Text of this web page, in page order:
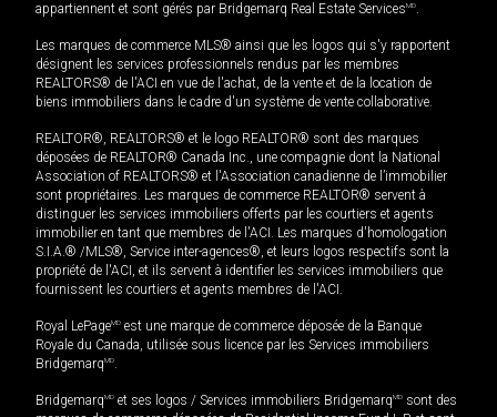
appartiennent et sont gérés par Bridgemarq Real Estate ServicesMD.
Les marques de commerce MLS® ainsi que les logos qui s'y rapportent
désignent les services professionnels rendus par les membres
REALTORS® de l'ACI en vue de l'achat, de la vente et de la location de
biens immobiliers dans le cadre d'un système de vente collaborative.
REALTOR®, REALTORS® et le logo REALTOR® sont des marques
déposées de REALTOR® Canada Inc., une compagnie dont la National
Association of REALTORS® et l'Association canadienne de l’immobilier
sont propriétaires. Les marques de commerce REALTOR® servent à
distinguer les services immobiliers offerts par les courtiers et agents
immobilier en tant que membres de l'ACI. Les marques d'homologation
S.I.A.® /MLS®, Service inter-agences®, et leurs logos respectifs sont la
propriété de l'ACI, et ils servent à identifier les services immobiliers que
fournissent les courtiers et agents membres de l'ACI.
Royal LePageMD est une marque de commerce déposée de la Banque
Royale du Canada, utilisée sous licence par les Services immobiliers
BridgemarqMD.
BridgemarqMD et ses logos / Services immobiliers BridgemarqMD sont des